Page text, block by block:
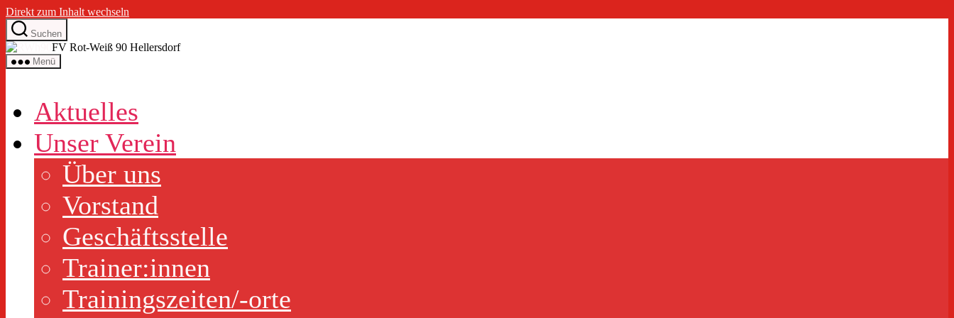
Direkt zum Inhalt wechseln
Suchen
FV Rot-Weiß 90 Hellersdorf
Menü
Aktuelles
Unser Verein
Über uns
Vorstand
Geschäftsstelle
Trainer:innen
Trainingszeiten/-orte